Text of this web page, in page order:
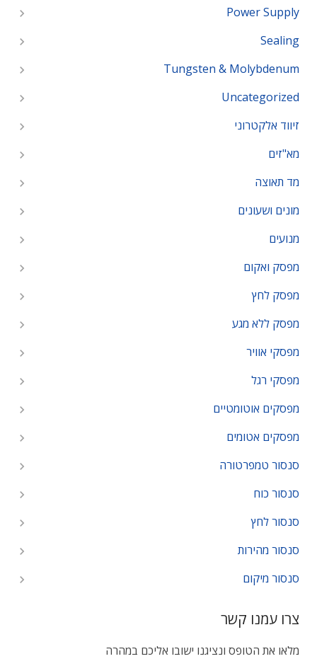
Power Supply
Sealing
Tungsten & Molybdenum
Uncategorized
זיווד אלקטרוני
מא"זים
מד תאוצה
מונים ושעונים
מנועים
מפסק ואקום
מפסק לחץ
מפסק ללא מגע
מפסקי אוויר
מפסקי רגל
מפסקים אוטומטיים
מפסקים אטומים
סנסור טמפרטורה
סנסור כוח
סנסור לחץ
סנסור מהירות
סנסור מיקום
צרו עמנו קשר
מלאו את הטופס ונציגנו ישובו אליכם במהרה